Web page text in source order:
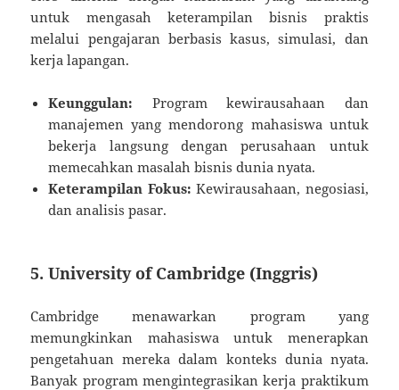
untuk mengasah keterampilan bisnis praktis
melalui pengajaran berbasis kasus, simulasi, dan
kerja lapangan.
Keunggulan: Program kewirausahaan dan
manajemen yang mendorong mahasiswa untuk
bekerja langsung dengan perusahaan untuk
memecahkan masalah bisnis dunia nyata.
Keterampilan Fokus: Kewirausahaan, negosiasi,
dan analisis pasar.
5. University of Cambridge (Inggris)
Cambridge menawarkan program yang
memungkinkan mahasiswa untuk menerapkan
pengetahuan mereka dalam konteks dunia nyata.
Banyak program mengintegrasikan kerja praktikum